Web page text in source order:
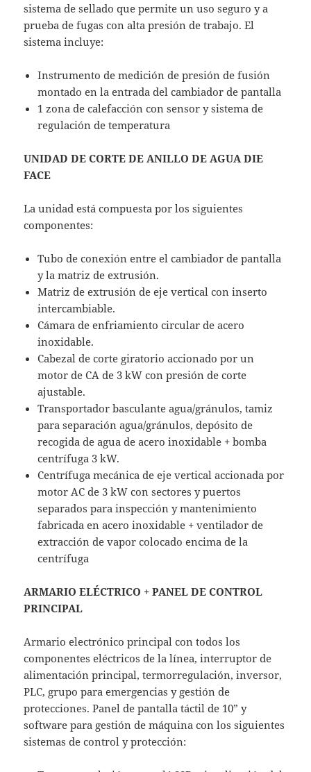
sistema de sellado que permite un uso seguro y a
prueba de fugas con alta presión de trabajo. El
sistema incluye:
Instrumento de medición de presión de fusión
montado en la entrada del cambiador de pantalla
1 zona de calefacción con sensor y sistema de
regulación de temperatura
UNIDAD DE CORTE DE ANILLO DE AGUA DIE
FACE
La unidad está compuesta por los siguientes
componentes:
Tubo de conexión entre el cambiador de pantalla
y la matriz de extrusión.
Matriz de extrusión de eje vertical con inserto
intercambiable.
Cámara de enfriamiento circular de acero
inoxidable.
Cabezal de corte giratorio accionado por un
motor de CA de 3 kW con presión de corte
ajustable.
Transportador basculante agua/gránulos, tamiz
para separación agua/gránulos, depósito de
recogida de agua de acero inoxidable + bomba
centrífuga 3 kW.
Centrífuga mecánica de eje vertical accionada por
motor AC de 3 kW con sectores y puertos
separados para inspección y mantenimiento
fabricada en acero inoxidable + ventilador de
extracción de vapor colocado encima de la
centrífuga
ARMARIO ELÉCTRICO + PANEL DE CONTROL
PRINCIPAL
Armario electrónico principal con todos los
componentes eléctricos de la línea, interruptor de
alimentación principal, termorregulación, inversor,
PLC, grupo para emergencias y gestión de
protecciones. Panel de pantalla táctil de 10” y
software para gestión de máquina con los siguientes
sistemas de control y protección: